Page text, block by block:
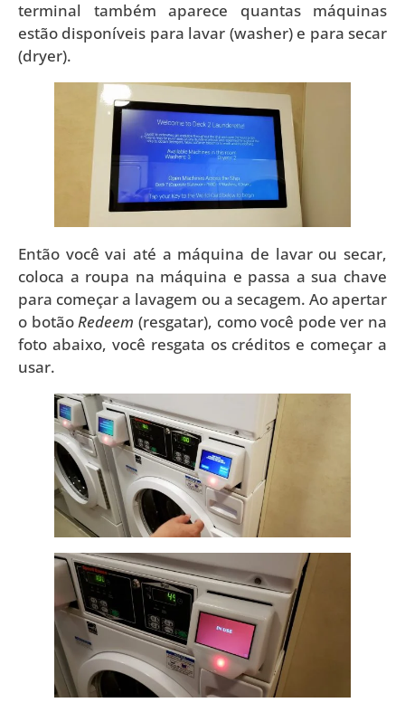
terminal também aparece quantas máquinas
estão disponíveis para lavar (washer) e para secar
(dryer).
Então você vai até a máquina de lavar ou secar,
coloca a roupa na máquina e passa a sua chave
para começar a lavagem ou a secagem. Ao apertar
o botãoRedeem (resgatar), como você pode ver na
foto abaixo, você resgata os créditos e começar a
usar.